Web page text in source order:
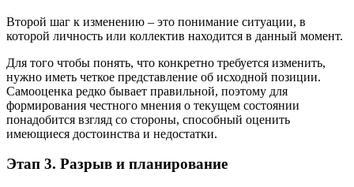
Второй шаг к изменению – это понимание ситуации, в
которой личность или коллектив находится в данный момент.
Для того чтобы понять, что конкретно требуется изменить,
нужно иметь четкое представление об исходной позиции.
Самооценка редко бывает правильной, поэтому для
формирования честного мнения о текущем состоянии
понадобится взгляд со стороны, способный оценить
имеющиеся достоинства и недостатки.
Этап 3. Разрыв и планирование